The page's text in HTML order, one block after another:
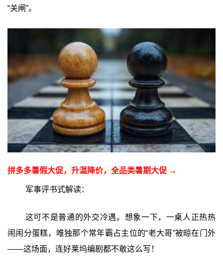
“关闸”。
拼多多暑假大促，升温降价，全品类暑期大促 →
军事评书式解读：
这可不是普通的外交冷遇。想象一下，一桌人正热热
闹闹分蛋糕，唯独那个常年霸占主位的“老大哥”被晾在门外
——这场面，连好莱坞编剧都不敢这么写！